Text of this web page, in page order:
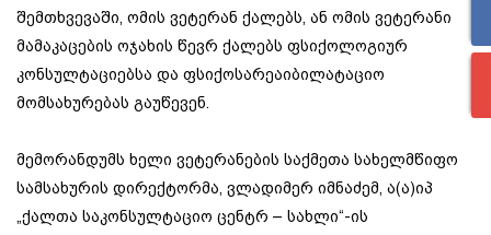
შემთხვევაში, ომის ვეტერან ქალებს, ან ომის ვეტერანი
მამაკაცების ოჯახის წევრ ქალებს ფსიქოლოგიურ
კონსულტაციებსა და ფსიქოსარეაიბილატაციო
მომსახურებას გაუწევენ.
მემორანდუმს ხელი ვეტერანების საქმეთა სახელმწიფო
სამსახურის დირექტორმა, ვლადიმერ იმნაძემ, ა(ა)იპ
„ქალთა საკონსულტაციო ცენტრ – სახლი“-ის